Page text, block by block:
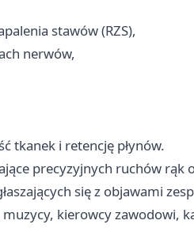
stawów (RZS),
nerwów,
tkanek i retencję płynów.
precyzyjnych ruchów rąk
się z objawami
kierowcy zawodowi,